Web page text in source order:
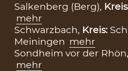
Salkenberg (Berg),
mehr
Schwarzbach, Kreis:
Meiningen mehr
Sondheim vor der Rhön,
mehr